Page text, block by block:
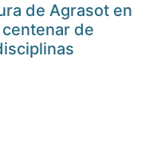
de Agrasot en
de